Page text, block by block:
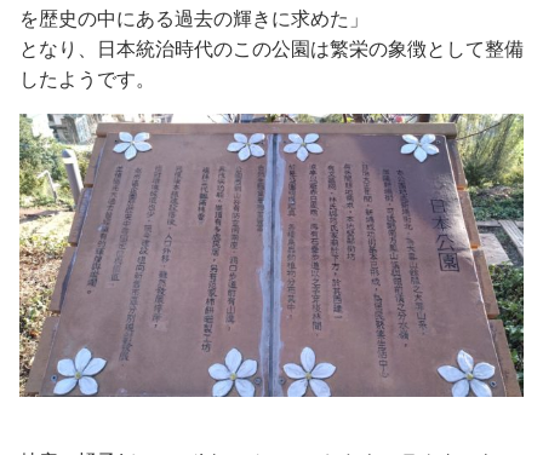
を歴史の中にある過去の輝きに求めた」
となり、日本統治時代のこの公園は繁栄の象徴として整備
したようです。